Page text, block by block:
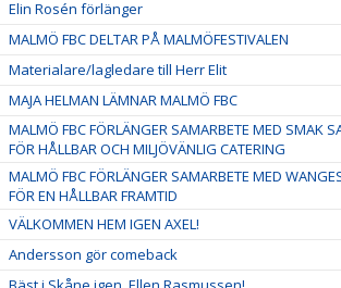
Elin Rosén förlänger
MALMÖ FBC DELTAR PÅ MALMÖFESTIVALEN
Materialare/lagledare till Herr Elit
MAJA HELMAN LÄMNAR MALMÖ FBC
MALMÖ FBC FÖRLÄNGER SAMARBETE MED SMAK
FÖR HÅLLBAR OCH MILJÖVÄNLIG CATERING
MALMÖ FBC FÖRLÄNGER SAMARBETE MED
FÖR EN HÅLLBAR FRAMTID
VÄLKOMMEN HEM IGEN AXEL!
Andersson gör comeback